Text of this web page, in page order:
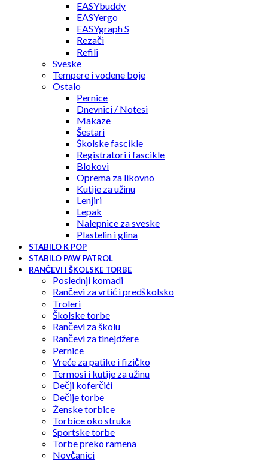
EASYbuddy
EASYergo
EASYgraph S
Rezači
Refili
Sveske
Tempere i vodene boje
Ostalo
Pernice
Dnevnici / Notesi
Makaze
Šestari
Školske fascikle
Registratori i fascikle
Blokovi
Oprema za likovno
Kutije za užinu
Lenjiri
Lepak
Nalepnice za sveske
Plastelin i glina
STABILO K POP
STABILO PAW PATROL
RANČEVI I ŠKOLSKE TORBE
Poslednji komadi
Rančevi za vrtić i predškolsko
Troleri
Školske torbe
Rančevi za školu
Rančevi za tinejdžere
Pernice
Vreće za patike i fizičko
Termosi i kutije za užinu
Dečji koferčići
Dečije torbe
Ženske torbice
Torbice oko struka
Sportske torbe
Torbe preko ramena
Novčanici